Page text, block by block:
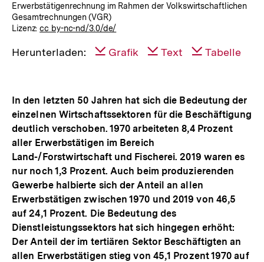
Erwerbstätigenrechnung im Rahmen der Volkswirtschaftlichen
Gesamtrechnungen (VGR)
Lizenz:cc by-nc-nd/3.0/de/
Herunterladen: Grafik Text Tabelle
In den letzten 50 Jahren hat sich die Bedeutung der
einzelnen Wirtschaftssektoren für die Beschäftigung
deutlich verschoben. 1970 arbeiteten 8,4 Prozent
aller Erwerbstätigen im Bereich
Land-/Forstwirtschaft und Fischerei. 2019 waren es
nur noch 1,3 Prozent. Auch beim produzierenden
Gewerbe halbierte sich der Anteil an allen
Erwerbstätigen zwischen 1970 und 2019 von 46,5
auf 24,1 Prozent. Die Bedeutung des
Dienstleistungssektors hat sich hingegen erhöht:
Der Anteil der im tertiären Sektor Beschäftigten an
allen Erwerbstätigen stieg von 45,1 Prozent 1970 auf